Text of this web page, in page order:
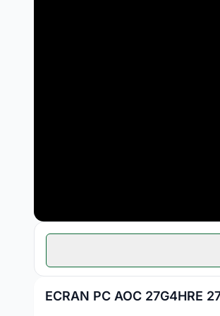
ECRAN PC AOC 27G4HRE